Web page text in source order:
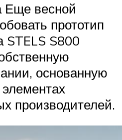
Еще весной
прототип
STELS S800
основанную
производителей.